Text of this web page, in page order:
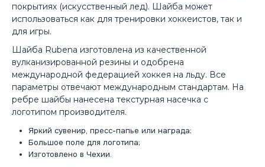
покрытиях (искусственный лед). Шайба может
использоваться как для тренировки хоккеистов, так и
для игры.
Шайба Rubena изготовлена из качественной
вулканизированной резины и одобрена
международной федерацией хоккея на льду. Все
параметры отвечают международным стандартам. На
ребре шайбы нанесена текстурная насечка с
логотипом производителя.
Яркий сувенир, пресс-папье или награда;
Большое поле для логотипа;
Изготовлено в Чехии.